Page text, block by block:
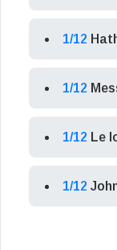
1/12
1/12
1/12 Le
1/12